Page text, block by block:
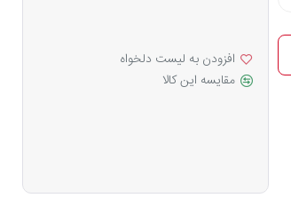
افزودن به لیست دلخواه
مقایسه این کالا